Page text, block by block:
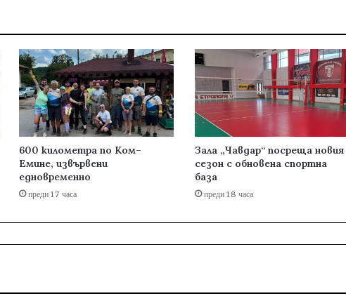
600 километра по Ком–
Емине, извървени
едновременно
преди 17 часа
Зала „Чавдар“ посреща новия
сезон с обновена спортна
база
преди 18 часа